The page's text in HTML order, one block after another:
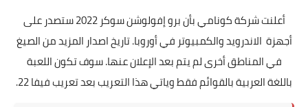
أعلنت شركة كونامي بأن برو إفولوشن سوكر 2022 ستصدر على
أجهزة الاندرويد والكمبيوتر في أوروبا. تاريخ اصدار المزيد من الصيغ
في المناطق أخرى لم يتم بعد الإعلان عنها. سوف تكون اللعبة
باللغة العربية بالقوائم فقط وياتي هذا التعريب بعد تعريب فيفا 22.